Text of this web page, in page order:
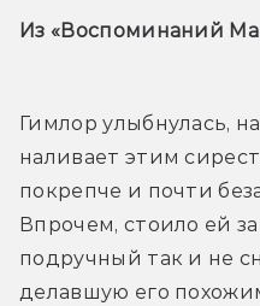
Из «Воспоминаний
Гимлор улыбнулась,
наливает этим
покрепче и почти
Впрочем, стоило ей
подручный так и не
делавшую его